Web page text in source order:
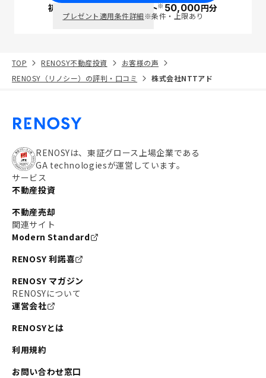
初回面談で ポイント※50,000円分
プレゼント適用条件詳細※条件・上限あり
TOP RENOSY不動産投資
お客様の声
RENOSY（リノシー）の評判・口コミ
株式会社NTTアド
RENOSYは、東証グロース上場企業である
GA technologiesが運営しています。
サービス
不動産投資
不動産売却
関連サイト
Modern Standard
RENOSY 利諾喜
RENOSY マガジン
RENOSYについて
運営会社
RENOSYとは
利用規約
お問い合わせ窓口